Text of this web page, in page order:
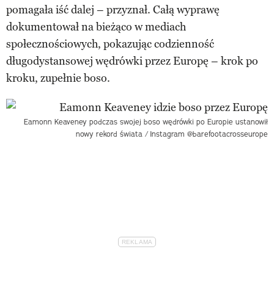
pomagała iść dalej – przyznał. Całą wyprawę
dokumentował na bieżąco w mediach
społecznościowych, pokazując codzienność
długodystansowej wędrówki przez Europę – krok po
kroku, zupełnie boso.
Eamonn Keaveney podczas swojej boso wędrówki po Europie ustanowił
nowy rekord świata / Instagram @barefootacrosseurope